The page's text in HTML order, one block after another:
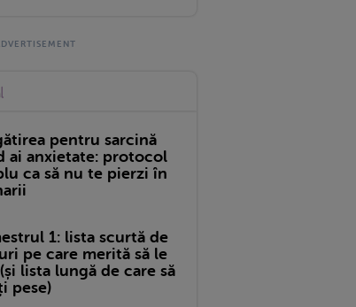
pentru sarcină
ai anxietate: protocol
ca să nu te pierzi în
1: lista scurtă de
pe care merită să le
lista lungă de care să
pese)